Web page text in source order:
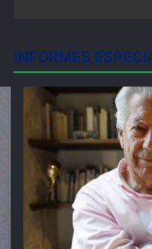
INFORMES